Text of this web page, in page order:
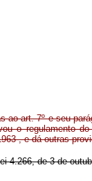
ao art. 7º e seu
o regulamento
, e dá outras
4.266, de 3 de